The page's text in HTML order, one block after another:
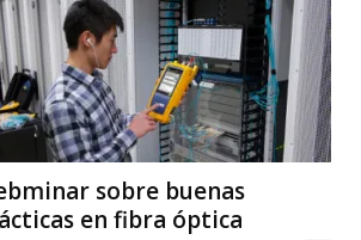
sobre buenas
en fibra óptica